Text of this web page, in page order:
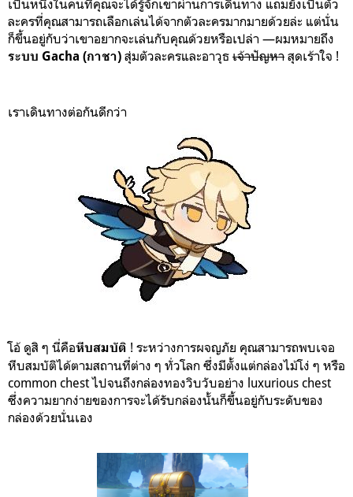
เป็นหนึ่งในคนที่คุณจะได้รู้จักเขาผ่านการเดินทาง แถมยังเป็นตัว
ละครที่คุณสามารถเลือกเล่นได้จากตัวละครมากมายด้วยล่ะ แต่นั่น
ก็ขึ้นอยู่กับว่าเขาอยากจะเล่นกับคุณด้วยหรือเปล่า —ผมหมายถึง
ระบบ Gacha (กาชา) สุ่มตัวละครและอาวุธ เจ้าปัญหา สุดเร้าใจ !
เราเดินทางต่อกันดีกว่า
โอ้ ดูสิ ๆ นี่คือหีบสมบัติ ! ระหว่างการผจญภัย คุณสามารถพบเจอ
หีบสมบัติได้ตามสถานที่ต่าง ๆ ทั่วโลก ซึ่งมีตั้งแต่กล่องไม้โง่ ๆ หรือ
common chest ไปจนถึงกล่องทองวิบวับอย่าง luxurious chest
ซึ่งความยากง่ายของการจะได้รับกล่องนั้นก็ขึ้นอยู่กับระดับของ
กล่องด้วยนั่นเอง